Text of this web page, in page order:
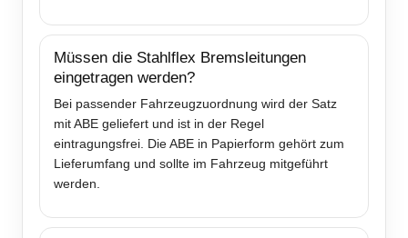
Müssen die Stahlflex Bremsleitungen
eingetragen werden?
Bei passender Fahrzeugzuordnung wird der Satz
mit ABE geliefert und ist in der Regel
eintragungsfrei. Die ABE in Papierform gehört zum
Lieferumfang und sollte im Fahrzeug mitgeführt
werden.